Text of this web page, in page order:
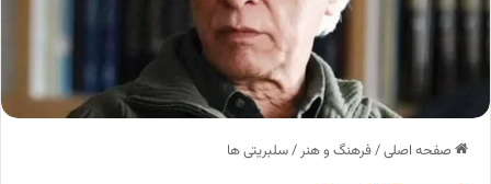
صفحه اصلی/فرهنگ و هنر/سلبریتی ها